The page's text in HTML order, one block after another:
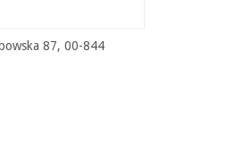
87, 00-844